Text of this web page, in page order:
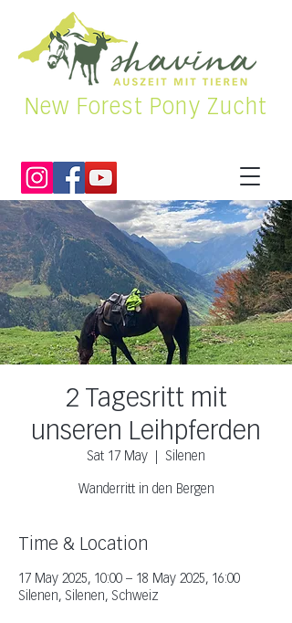
New Forest Pony Zucht
2 Tagesritt mit
unseren Leihpferden
Sat 17 May Silenen
Wanderritt in den Bergen
Time & Location
17 May 2025, 10:00 – 18 May 2025, 16:00
Silenen, Silenen, Schweiz